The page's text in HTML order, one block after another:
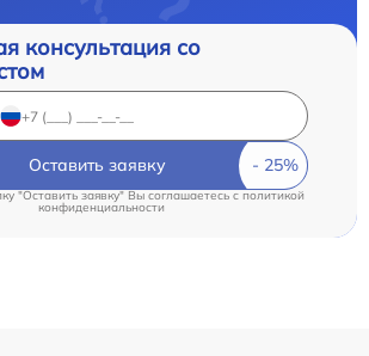
консультация со
Оставить заявку
"Оставить заявку" Вы соглашаетесь cполитикой
конфиденциальности